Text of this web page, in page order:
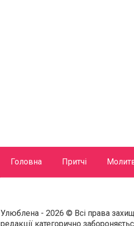
Головна Притчі
Улюблена - 2026 © Всі права
редакції категорично